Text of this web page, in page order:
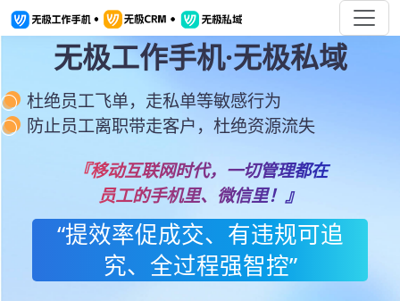
无极工作手机·无极私域
杜绝员工飞单，走私单等敏感行为
防止员工离职带走客户，杜绝资源流失
『移动互联网时代，一切管理都在
员工的手机里、微信里！』
“提效率促成交、有违规可追
究、全过程强智控”